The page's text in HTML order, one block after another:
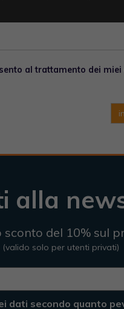
al trattamento dei
alla
sconto del 10% sul
(valido solo per utenti privati)
dati secondo quanto